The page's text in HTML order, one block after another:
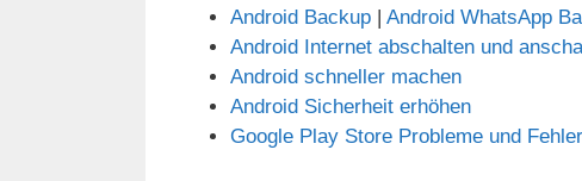
Android Backup | Android WhatsApp
Android Internet abschalten und
Android schneller machen
Android Sicherheit erhöhen
Google Play Store Probleme und Fehler